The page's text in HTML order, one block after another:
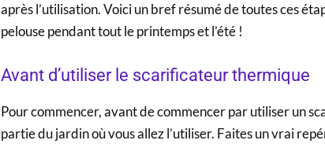
après l’utilisation. Voici un bref résumé de toutes ces
pelouse pendant tout le printemps et l’été !
Avant d’utiliser le scarificateur thermique
Pour commencer, avant de commencer par utiliser un
partie du jardin où vous allez l’utiliser. Faites un vrai